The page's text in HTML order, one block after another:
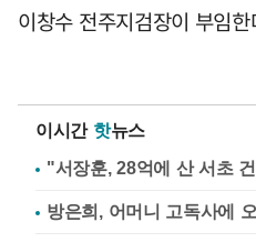
이창수 전주지검장이 부임한
이시간 핫뉴스
"서장훈, 28억에 산 서초
방은희, 어머니 고독사에